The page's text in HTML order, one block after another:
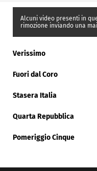
Alcuni video presenti in
rimozione inviando una
Verissimo
Fuori dal Coro
Stasera Italia
Quarta Repubblica
Pomeriggio Cinque